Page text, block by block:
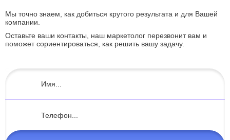
Мы точно знаем, как добиться крутого результата и для Вашей
компании.
Оставьте ваши контакты, наш маркетолог перезвонит вам и
поможет сориентироваться, как решить вашу задачу.